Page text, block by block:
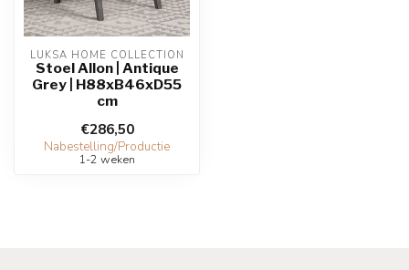
LUKSA HOME COLLECTION
Stoel Allon | Antique
Grey | H88xB46xD55
cm
€286,50
Nabestelling/Productie
1-2 weken